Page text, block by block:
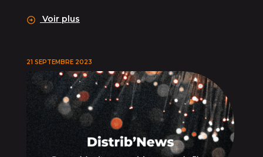
Voir plus
21 SEPTEMBRE 2023